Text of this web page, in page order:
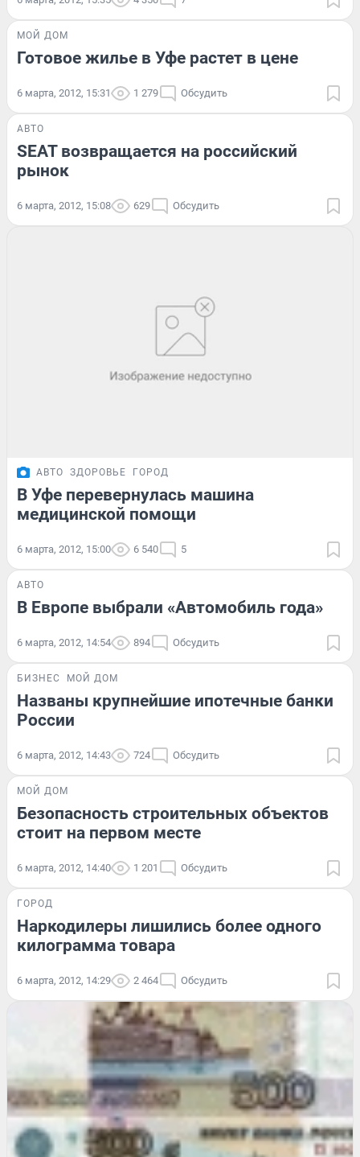
МОЙ ДОМ
Готовое жилье в Уфе растет в цене
6 марта, 2012, 15:31 1 279 Обсудить
АВТО
SEAT возвращается на российский
рынок
6 марта, 2012, 15:08 629 Обсудить
АВТО ЗДОРОВЬЕ ГОРОД
В Уфе перевернулась машина
медицинской помощи
6 марта, 2012, 15:00 6 540 5
АВТО
В Европе выбрали «Автомобиль года»
6 марта, 2012, 14:54 894 Обсудить
БИЗНЕС МОЙ ДОМ
Названы крупнейшие ипотечные банки
России
6 марта, 2012, 14:43 724 Обсудить
МОЙ ДОМ
Безопасность строительных объектов
стоит на первом месте
6 марта, 2012, 14:40 1 201 Обсудить
ГОРОД
Наркодилеры лишились более одного
килограмма товара
6 марта, 2012, 14:29 2 464 Обсудить